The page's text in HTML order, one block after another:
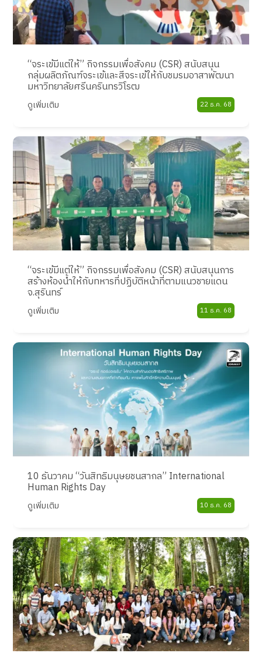
“จระเข้มีแต่ให้” กิจกรรมเพื่อสังคม (CSR) สนับสนุน
กลุ่มผลิตภัณฑ์จระเข้และสีจระเข้ให้กับชมรมอาสาพัฒนา
มหาวิทยาลัยศรีนครินทรวิโรฒ
ดูเพิ่มเติม 22 ธ.ค. 68
“จระเข้มีแต่ให้” กิจกรรมเพื่อสังคม (CSR) สนับสนุนการ
สร้างห้องน้ำให้กับทหารที่ปฏิบัติหน้าที่ตามแนวชายแดน
จ.สุรินทร์
ดูเพิ่มเติม 11 ธ.ค. 68
10 ธันวาคม “วันสิทธิมนุษยชนสากล” International
Human Rights Day
ดูเพิ่มเติม 10 ธ.ค. 68